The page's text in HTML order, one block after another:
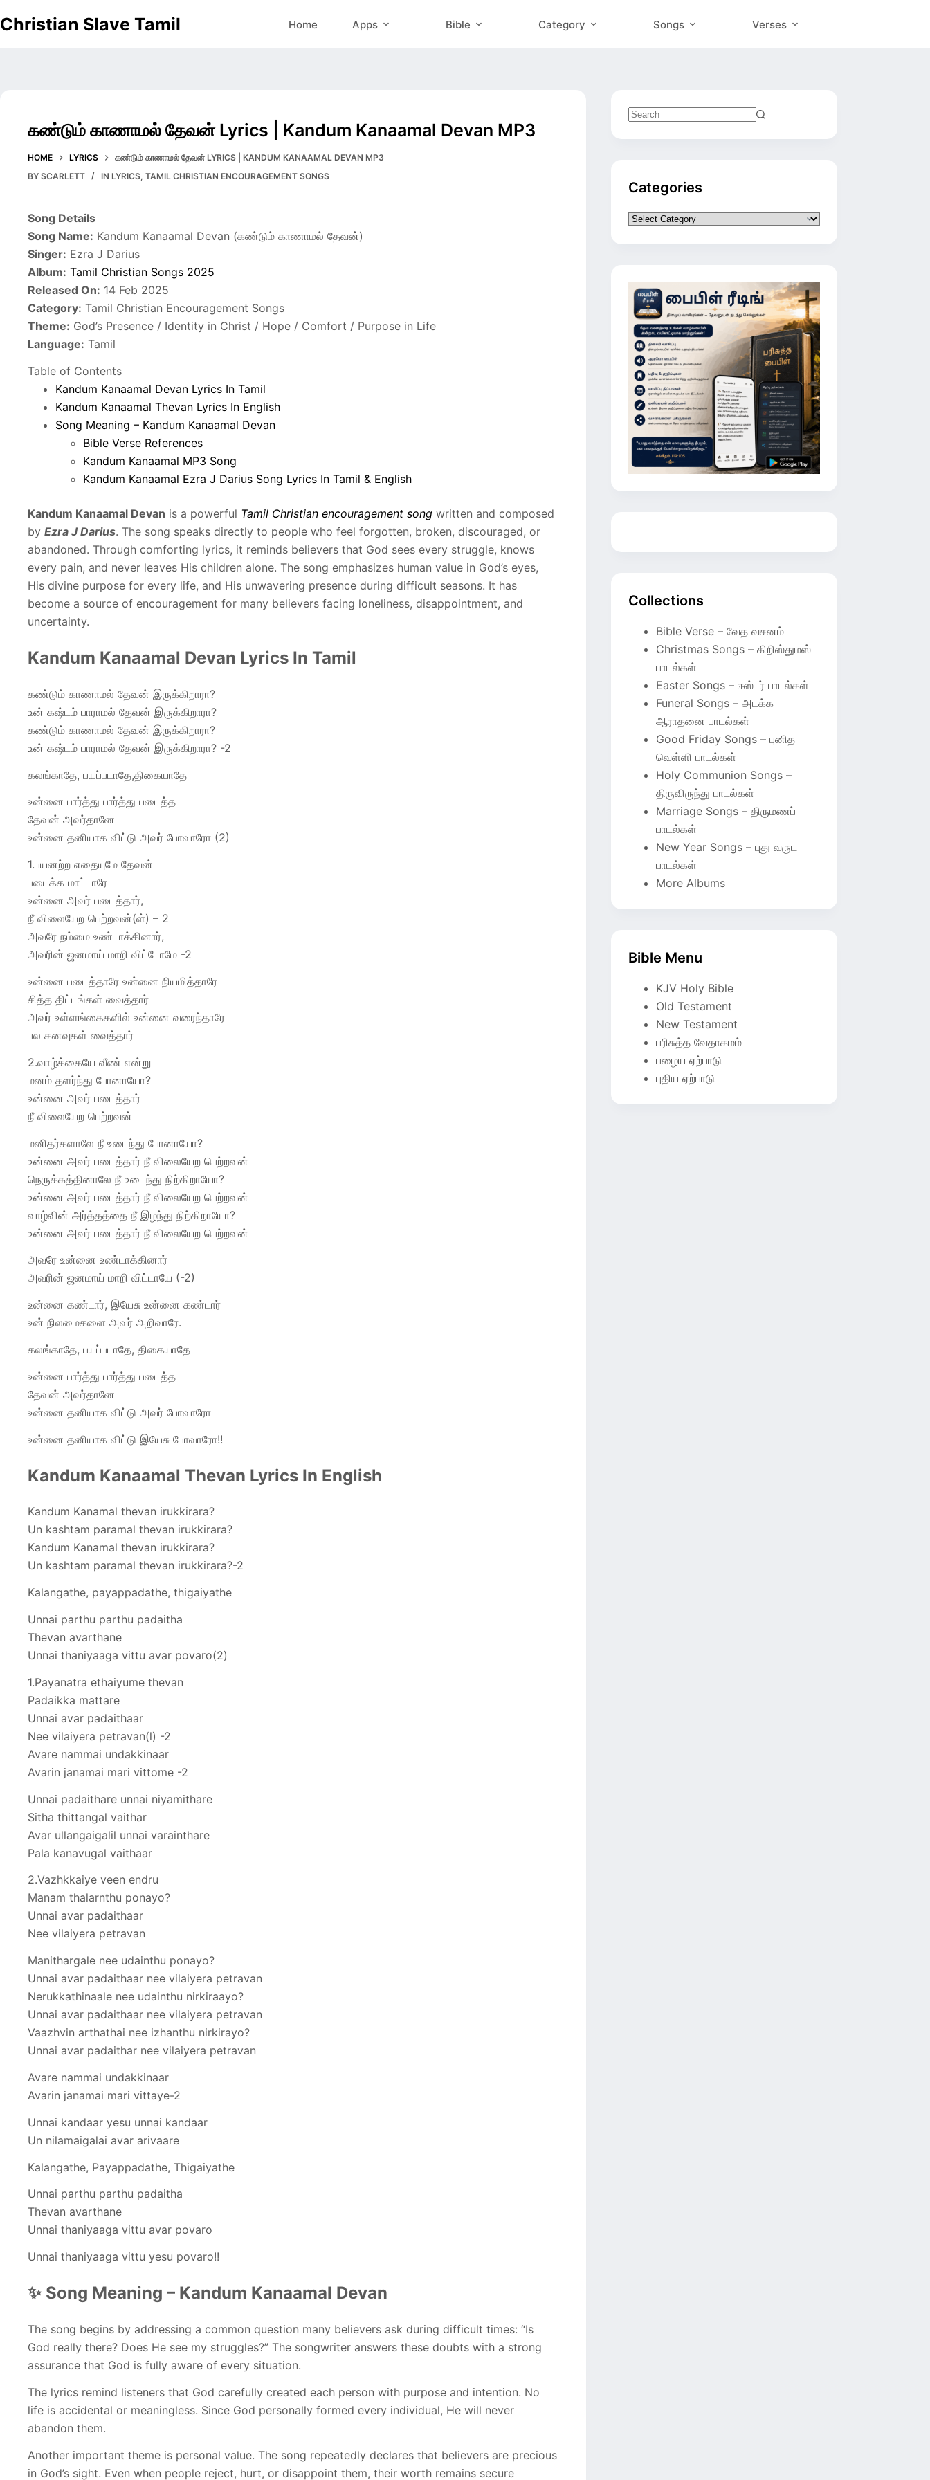
to
Christian Slave Tamil Home Apps Bible Category Songs Verses
கண்டும் காணாமல் தேவன் Lyrics | Kandum Kanaamal Devan MP3
HOME LYRICS
கண்டும் காணாமல் தேவன் LYRICS | KANDUM KANAAMAL DEVAN MP3
BY SCARLETT IN LYRICS,TAMIL CHRISTIAN ENCOURAGEMENT SONGS
Song Details
Song Name: Kandum Kanaamal Devan (கண்டும் காணாமல் தேவன்)
Singer: Ezra J Darius
Album: Tamil Christian Songs 2025
Released On: 14 Feb 2025
Category: Tamil Christian Encouragement Songs
Theme: God’s Presence / Identity in Christ / Hope / Comfort / Purpose in Life
Language: Tamil
Table of Contents
Kandum Kanaamal Devan Lyrics In Tamil
Kandum Kanaamal Thevan Lyrics In English
Song Meaning – Kandum Kanaamal Devan
Bible Verse References
Kandum Kanaamal MP3 Song
Kandum Kanaamal Ezra J Darius Song Lyrics In Tamil & English
Kandum Kanaamal Devan is a powerful Tamil Christian encouragement song written and composed
by Ezra J Darius. The song speaks directly to people who feel forgotten, broken, discouraged, or
abandoned. Through comforting lyrics, it reminds believers that God sees every struggle, knows
every pain, and never leaves His children alone. The song emphasizes human value in God’s eyes,
His divine purpose for every life, and His unwavering presence during difficult seasons. It has
become a source of encouragement for many believers facing loneliness, disappointment, and
uncertainty.
Kandum Kanaamal Devan Lyrics In Tamil
கண்டும் காணாமல் தேவன் இருக்கிறாரா?
உன் கஷ்டம் பாராமல் தேவன் இருக்கிறாரா?
கண்டும் காணாமல் தேவன் இருக்கிறாரா?
உன் கஷ்டம் பாராமல் தேவன் இருக்கிறாரா? -2
கலங்காதே, பயப்படாதே,திகையாதே
உன்னை பார்த்து பார்த்து படைத்த
தேவன் அவர்தானே
உன்னை தனியாக விட்டு அவர் போவாரோ (2)
1.பயனற்ற எதையுமே தேவன்
படைக்க மாட்டாரே
உன்னை அவர் படைத்தார்,
நீ விலையேற பெற்றவன்(ள்) – 2
அவரே நம்மை உண்டாக்கினார்,
அவரின் ஜனமாய் மாறி விட்டோமே -2
உன்னை படைத்தாரே உன்னை நியமித்தாரே
சித்த திட்டங்கள் வைத்தார்
அவர் உள்ளங்கைகளில் உன்னை வரைந்தாரே
பல கனவுகள் வைத்தார்
2.வாழ்க்கையே வீண் என்று
மனம் தளர்ந்து போனாயோ?
உன்னை அவர் படைத்தார்
நீ விலையேற பெற்றவன்
மனிதர்களாலே நீ உடைந்து போனாயோ?
உன்னை அவர் படைத்தார் நீ விலையேற பெற்றவன்
நெருக்கத்தினாலே நீ உடைந்து நிற்கிறாயோ?
உன்னை அவர் படைத்தார் நீ விலையேற பெற்றவன்
வாழ்வின் அர்த்தத்தை நீ இழந்து நிற்கிறாயோ?
உன்னை அவர் படைத்தார் நீ விலையேற பெற்றவன்
அவரே உன்னை உண்டாக்கினார்
அவரின் ஜனமாய் மாறி விட்டாயே (-2)
உன்னை கண்டார், இயேசு உன்னை கண்டார்
உன் நிலமைகளை அவர் அறிவாரே.
கலங்காதே, பயப்படாதே, திகையாதே
உன்னை பார்த்து பார்த்து படைத்த
தேவன் அவர்தானே
உன்னை தனியாக விட்டு அவர் போவாரோ
உன்னை தனியாக விட்டு இயேசு போவாரோ!!
Kandum Kanaamal Thevan Lyrics In English
Kandum Kanamal thevan irukkirara?
Un kashtam paramal thevan irukkirara?
Kandum Kanamal thevan irukkirara?
Un kashtam paramal thevan irukkirara?-2
Kalangathe, payappadathe, thigaiyathe
Unnai parthu parthu padaitha
Thevan avarthane
Unnai thaniyaaga vittu avar povaro(2)
1.Payanatra ethaiyume thevan
Padaikka mattare
Unnai avar padaithaar
Nee vilaiyera petravan(l) -2
Avare nammai undakkinaar
Avarin janamai mari vittome -2
Unnai padaithare unnai niyamithare
Sitha thittangal vaithar
Avar ullangaigalil unnai varainthare
Pala kanavugal vaithaar
2.Vazhkkaiye veen endru
Manam thalarnthu ponayo?
Unnai avar padaithaar
Nee vilaiyera petravan
Manithargale nee udainthu ponayo?
Unnai avar padaithaar nee vilaiyera petravan
Nerukkathinaale nee udainthu nirkiraayo?
Unnai avar padaithaar nee vilaiyera petravan
Vaazhvin arthathai nee izhanthu nirkirayo?
Unnai avar padaithar nee vilaiyera petravan
Avare nammai undakkinaar
Avarin janamai mari vittaye-2
Unnai kandaar yesu unnai kandaar
Un nilamaigalai avar arivaare
Kalangathe, Payappadathe, Thigaiyathe
Unnai parthu parthu padaitha
Thevan avarthane
Unnai thaniyaaga vittu avar povaro
Unnai thaniyaaga vittu yesu povaro!!
✨ Song Meaning – Kandum Kanaamal Devan
The song begins by addressing a common question many believers ask during difficult times: “Is
God really there? Does He see my struggles?” The songwriter answers these doubts with a strong
assurance that God is fully aware of every situation.
The lyrics remind listeners that God carefully created each person with purpose and intention. No
life is accidental or meaningless. Since God personally formed every individual, He will never
abandon them.
Another important theme is personal value. The song repeatedly declares that believers are precious
in God’s sight. Even when people reject, hurt, or disappoint them, their worth remains secure
Categories
Categories
Collections
Bible Verse – வேத வசனம்
Christmas Songs – கிறிஸ்துமஸ்
பாடல்கள்
Easter Songs – ஈஸ்டர் பாடல்கள்
Funeral Songs – அடக்க
ஆராதனை பாடல்கள்
Good Friday Songs – புனித
வெள்ளி பாடல்கள்
Holy Communion Songs –
திருவிருந்து பாடல்கள்
Marriage Songs – திருமணப்
பாடல்கள்
New Year Songs – புது வருட
பாடல்கள்
More Albums
Bible Menu
KJV Holy Bible
Old Testament
New Testament
பரிசுத்த வேதாகமம்
பழைய ஏற்பாடு
புதிய ஏற்பாடு